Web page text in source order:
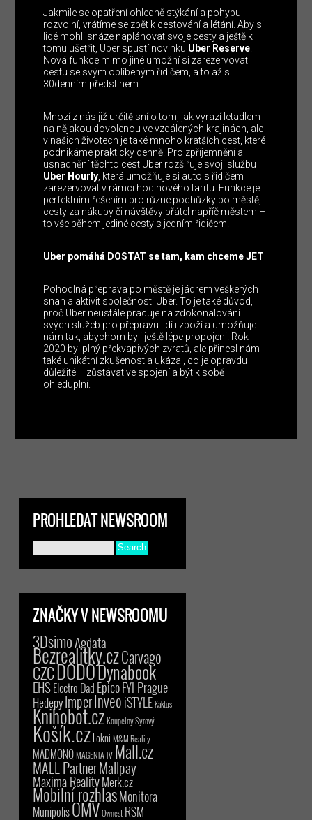
Jakmile se opatření ohledně stýkání a pohybu
rozvolní, vrátíme se zpět k cestování a létání. Aby si
lidé mohli snáze naplánovat svoje cesty a ještě k
tomu ušetřit, Uber spustí novinku Uber Reserve
Nová funkce mimo jiné umožní si zarezervovat
cestu se svým oblíbeným řidičem, a to až s
30denním předstihem.
Mnozí z nás již určitě sní o tom, jak vyrazí letadlem
na nějakou dovolenou ve vzdálených krajinách, ale
v našich životech je také mnoho kratších cest, které
podnikáme prakticky denně. Pro zpříjemnění a
usnadnění těchto cest Uber rozšiřuje svoji službu
Uber Hourly , která umožňuje si auto s řidičem
zarezervovat v rámci hodinového tarifu. Funkce je
perfektním řešením pro různé pochůzky po městě,
cesty za nákupy či návštěvy přátel napříč městem –
to vše během jediné cesty s jedním řidičem.
Uber pomáhá DOSTAT se tam, kam chceme JET
Pohodlná přeprava po městě je jádrem veškerých
snah a aktivit společnosti Uber. To je také důvod,
proč Uber neustále pracuje na zdokonalování
svých služeb pro přepravu lidí i zboží a umožňuje
nám tak, abychom byli ještě lépe propojeni. Rok
2020 byl plný překvapivých zvratů, ale přinesl nám
také unikátní zkušenost a ukázal, co je opravdu
důležité – zůstávat ve spojení a být k sobě
ohleduplní.
PROHLEDAT NEWSROOM
ZNAČKY V NEWSROOMU
3DsimoAgdata
Bezrealitky.czCarvago
CZCDODODynabook
EHSElectro Dad EpicoFYI Prague
HedepyImperInveoiSTYLE Kaktus
Knihobot.czKoupelny Syrový
Košík.czLokni M&M Reality
MADMONQMAGENTA TV Mall.cz
MALL PartnerMallpay
Maxima RealityMerk.cz
Mobilní rozhlasMonitora
MunipolisOMVOwnest RSM